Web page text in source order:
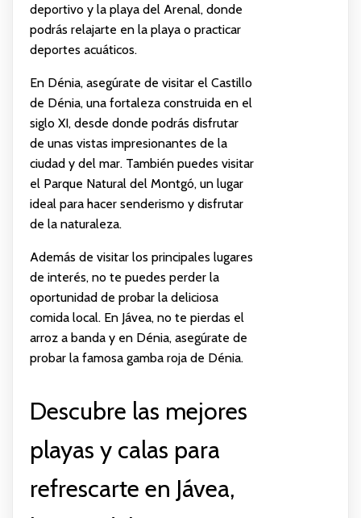
deportivo y la playa del Arenal, donde
podrás relajarte en la playa o practicar
deportes acuáticos.
En Dénia, asegúrate de visitar el Castillo
de Dénia, una fortaleza construida en el
siglo XI, desde donde podrás disfrutar
de unas vistas impresionantes de la
ciudad y del mar. También puedes visitar
el Parque Natural del Montgó, un lugar
ideal para hacer senderismo y disfrutar
de la naturaleza.
Además de visitar los principales lugares
de interés, no te puedes perder la
oportunidad de probar la deliciosa
comida local. En Jávea, no te pierdas el
arroz a banda y en Dénia, asegúrate de
probar la famosa gamba roja de Dénia.
Descubre las mejores
playas y calas para
refrescarte en Jávea,